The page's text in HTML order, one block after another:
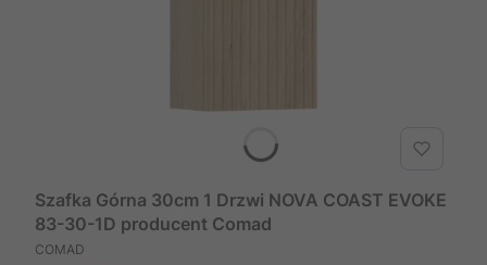
Szafka Górna 30cm 1 Drzwi NOVA COAST EVOKE
83-30-1D producent Comad
PRODUCENT
COMAD